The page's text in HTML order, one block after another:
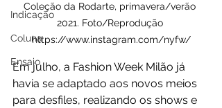
Indicação
Coluna
Ensaio
Coleção da Rodarte, primavera/verão
2021. Foto/Reprodução
https://www.instagram.com/nyfw/
Em julho, a Fashion Week Milão já
havia se adaptado aos novos meios
para desfiles, realizando os shows e